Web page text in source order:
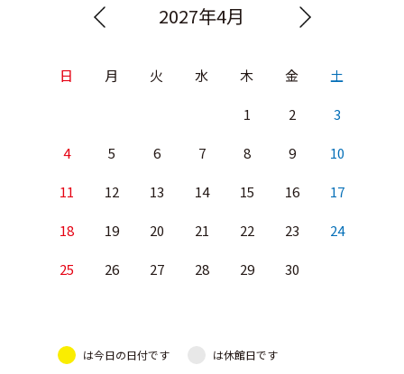
2027年4月
日 月 火 水 木 金 土
1 2 3
4 5 6 7 8 9 10
11 12 13 14 15 16 17
18 19 20 21 22 23 24
25 26 27 28 29 30
は今日の日付です は休館日です